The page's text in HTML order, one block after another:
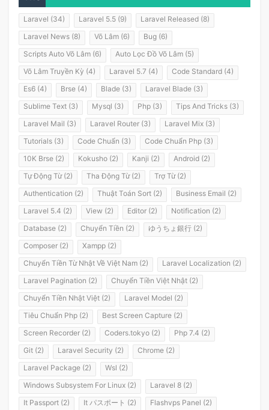
Laravel (34) Laravel 5.5 (9)
Laravel Released (8)
Laravel News (8)
Võ Lâm (6)
Bug (6)
Scripts Auto Võ Lâm (6)
Auto Lọc Đồ Võ Lâm (5)
Võ Lâm Truyền Kỳ (4)
Laravel 5.7 (4)
Code Standard (4)
Es6 (4)
Brse (4) Blade (3)
Laravel Blade (3)
Sublime Text (3)
Mysql (3) Php (3)
Tips And Tricks (3)
Laravel Mail (3)
Laravel Router (3)
Laravel Mix (3)
Tutorials (3)
Code Chuẩn (3)
Code Chuẩn Php (3)
10K Brse (2)
Kokusho (2) Kanji (2)
Android (2)
Tự Động Từ (2)
Tha Động Từ (2)
Trợ Từ (2)
Authentication (2)
Thuật Toán Sort (2)
Business Email (2)
Laravel 5.4 (2)
View (2) Editor (2)
Notification (2)
Database (2)
Chuyển Tiền (2)
ゆうちょ銀行 (2)
Composer (2)
Xampp (2)
Chuyển Tiền Từ Nhật Về Việt Nam (2)
Laravel Localization (2)
Laravel Pagination (2)
Chuyển Tiền Việt Nhật (2)
Chuyển Tiền Nhật Việt (2)
Laravel Model (2)
Tiêu Chuẩn Php (2)
Best Screen Capture (2)
Screen Recorder (2)
Coders.tokyo (2)
Php 7.4 (2)
Git (2)
Laravel Security (2)
Chrome (2)
Laravel Package (2)
Wsl (2)
Windows Subsystem For Linux (2)
Laravel 8 (2)
It Passport (2)
It パスポート (2)
Flashvps Panel (2)